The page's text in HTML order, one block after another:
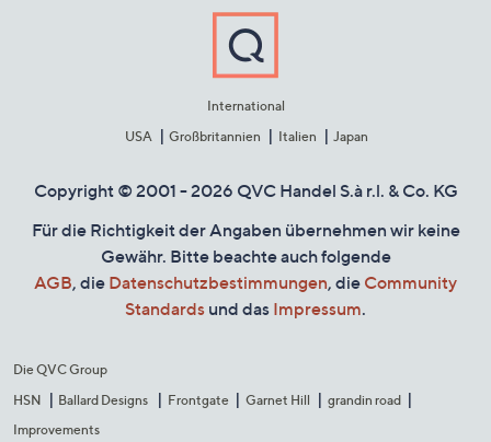
International
USA
Großbritannien Italien Japan
Copyright © 2001 - 2026 QVC Handel S.à r.l. & Co. KG
Für die Richtigkeit der Angaben übernehmen wir keine
Gewähr. Bitte beachte auch folgende
AGB, die Datenschutzbestimmungen, die Community
Standards und das Impressum.
Die QVC Group
HSN
Ballard Designs Frontgate Garnet Hill
grandin road
Improvements